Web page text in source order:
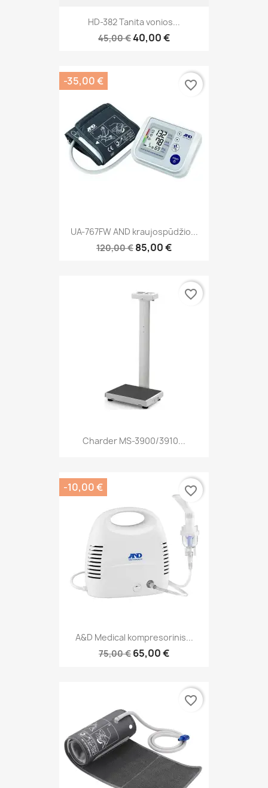
HD-382 Tanita vonios...
45,00 €40,00 €
UA-767FW AND kraujospūdžio...
120,00 € 85,00 €
-35,00 € favorite_border
Charder MS-3900/3910...
favorite_border
A&D Medical kompresorinis...
75,00 € 65,00 €
-10,00 € favorite_border
favorite_border